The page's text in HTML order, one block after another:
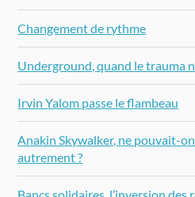
Changement de rythme
Underground, quand le trauma
Irvin Yalom passe le flambeau
Anakin Skywalker, ne pouvait-
autrement ?